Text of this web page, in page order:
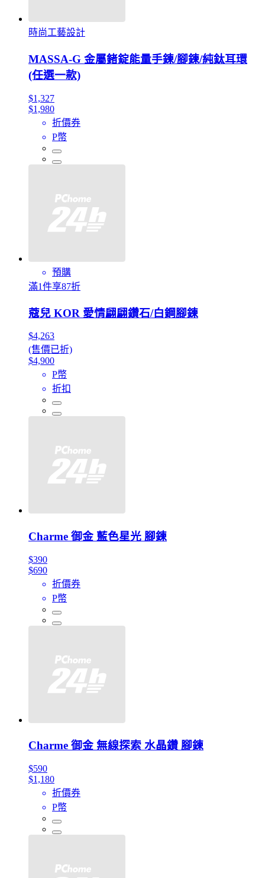
時尚工藝設計
MASSA-G 金屬鍺錠能量手鍊/腳鍊/純鈦耳環
(任選一款)
$1,327
$1,980
折價券
P幣
預購
滿1件享87折
蔻兒 KOR 愛情翩翩鑽石/白鋼腳鍊
$4,263
(售價已折)
$4,900
P幣
折扣
Charme 御金 藍色星光 腳鍊
$390
$690
折價券
P幣
Charme 御金 無線探索 水晶鑽 腳鍊
$590
$1,180
折價券
P幣